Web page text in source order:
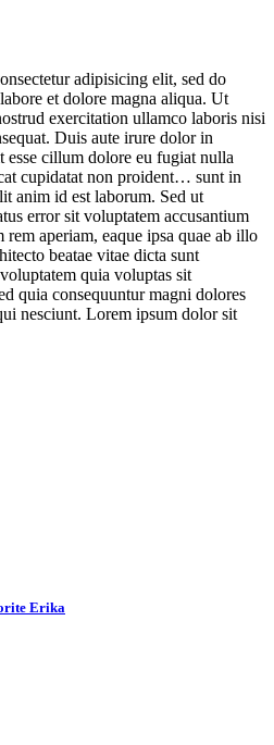
adipisicing elit, sed do
et dolore magna aliqua. Ut
exercitation ullamco laboris nisi
Duis aute irure dolor in
cillum dolore eu fugiat nulla
cupidatat non proident… sunt in
anim id est laborum. Sed ut
error sit voluptatem accusantium
aperiam, eaque ipsa quae ab illo
beatae vitae dicta sunt
quia voluptas sit
quia consequuntur magni dolores
nesciunt. Lorem ipsum dolor sit
Erika